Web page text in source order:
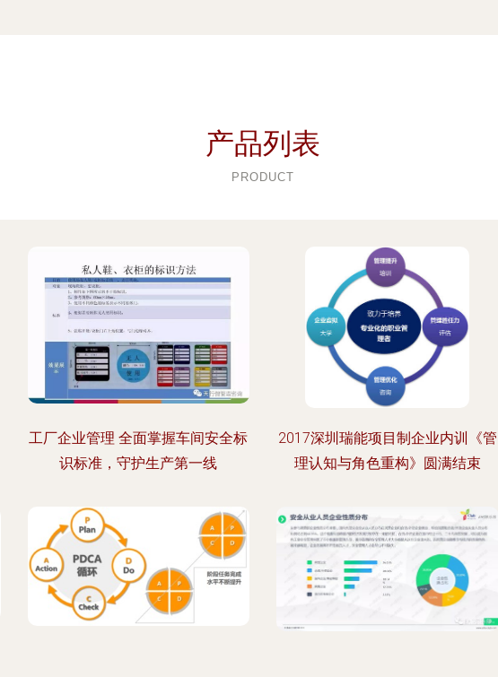
产品列表
PRODUCT
工厂企业管理 全面掌握车间安全标
识标准，守护生产第一线
2017深圳瑞能项目制企业内训《管
理认知与角色重构》圆满结束